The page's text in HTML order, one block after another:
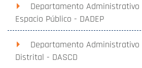
Departamento
Espacio Público - DADEP
Departamento Administrativo
Distrital - DASCD